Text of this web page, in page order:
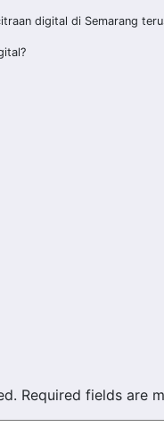
digital di Semarang
Required fields are